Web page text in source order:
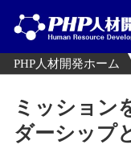
PHP人材開発ホーム
ミッション
ダーシップ